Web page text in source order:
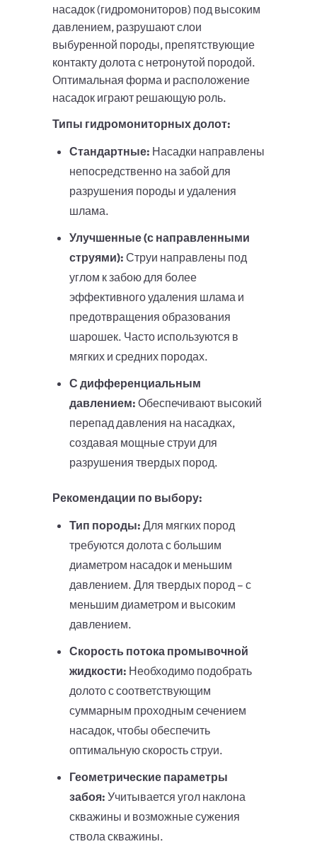
насадок (гидромониторов) под высоким
давлением, разрушают слои
выбуренной породы, препятствующие
контакту долота с нетронутой породой.
Оптимальная форма и расположение
насадок играют решающую роль.
Типы гидромониторных долот:
Стандартные: Насадки направлены
непосредственно на забой для
разрушения породы и удаления
шлама.
Улучшенные (с направленными
струями): Струи направлены под
углом к забою для более
эффективного удаления шлама и
предотвращения образования
шарошек. Часто используются в
мягких и средних породах.
С дифференциальным
давлением: Обеспечивают высокий
перепад давления на насадках,
создавая мощные струи для
разрушения твердых пород.
Рекомендации по выбору:
Тип породы: Для мягких пород
требуются долота с большим
диаметром насадок и меньшим
давлением. Для твердых пород – с
меньшим диаметром и высоким
давлением.
Скорость потока промывочной
жидкости: Необходимо подобрать
долото с соответствующим
суммарным проходным сечением
насадок, чтобы обеспечить
оптимальную скорость струи.
Геометрические параметры
забоя: Учитывается угол наклона
скважины и возможные сужения
ствола скважины.